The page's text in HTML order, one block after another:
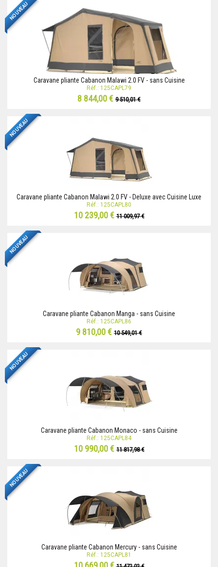
NOUVEAU
Caravane pliante Cabanon Malawi 2.0 FV - sans Cuisine
Réf.: 125CAPL79
8 844,00 € 9 510,01 €
NOUVEAU
Caravane pliante Cabanon Malawi 2.0 FV - Deluxe avec Cuisine Luxe
Réf.: 125CAPL80
10 239,00 €11 009,97 €
NOUVEAU
Caravane pliante Cabanon Manga - sans Cuisine
Réf.: 125CAPL86
9 810,00 € 10 549,01 €
NOUVEAU
Caravane pliante Cabanon Monaco - sans Cuisine
Réf.: 125CAPL84
10 990,00 €11 817,98 €
NOUVEAU
Caravane pliante Cabanon Mercury - sans Cuisine
Réf.: 125CAPL81